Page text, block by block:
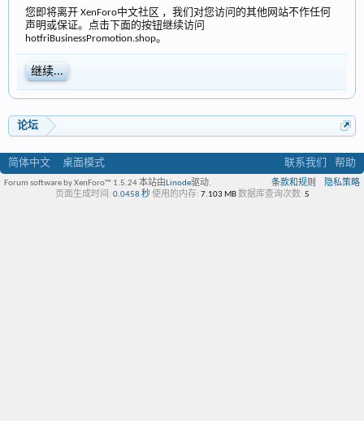
您即将离开 XenForo中文社区 ，我们对您访问的其他网站不作任何
声明或保证。点击下面的按钮继续访问
hotfriBusinessPromotion.shop。
继续...
论坛
简体中文 桌面模式 联系我们 帮助
条款和规则 隐私策略
Forum software by XenForo™ 1.5.24本站由 Linode驱动.
页面生成时间: 0.0458 秒 使用的内存: 7.103 MB 数据库查询次数: 5